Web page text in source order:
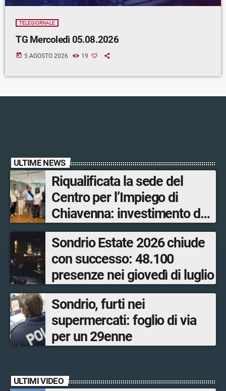
TELEGIORNALE
TG Mercoledì 05.08.2026
today 5 AGOSTO 2026 19
ULTIME NEWS
Riqualificata la sede del
Centro per l’Impiego di
Chiavenna: investimento da
quasi 250mila euro
Sondrio Estate 2026 chiude
con successo: 48.100
presenze nei giovedì di luglio
Sondrio, furti nei
supermercati: foglio di via
per un 29enne
ULTIMI VIDEO